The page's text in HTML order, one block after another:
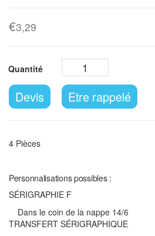
€3,29
Devis Etre rappelé
4 Pièces
Personnalisations possibles :
SÉRIGRAPHIE F
Dans le coin de la nappe 14/6
TRANSFERT SÉRIGRAPHIQUE